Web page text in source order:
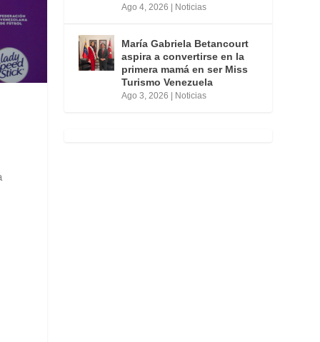
Ago 4, 2026 Noticias
María Gabriela Betancourt
aspira a convertirse en la
primera mamá en ser Miss
Turismo Venezuela
Ago 3, 2026 Noticias